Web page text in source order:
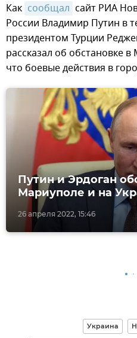
Как сообщал сайт РИА
России Владимир Путин в
президентом Турции
рассказал об обстановке
что боевые действия в
26 апреля 2022, 15:46
Путин и Эрдоган
Мариуполе и на
Украина